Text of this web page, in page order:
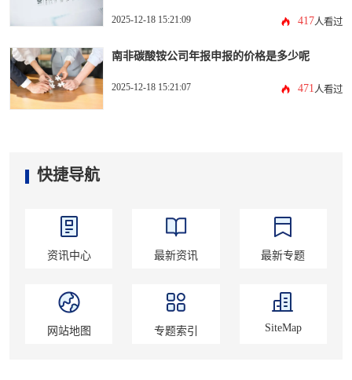
2025-12-18 15:21:09 417人看过
南非碳酸铵公司年报申报的价格是多少呢
2025-12-18 15:21:07 471人看过
快捷导航
资讯中心 最新资讯 最新专题
网站地图 专题索引 SiteMap